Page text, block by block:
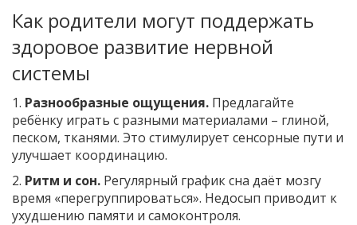
Как родители могут поддержать
здоровое развитие нервной
системы
1. Разнообразные ощущения. Предлагайте
ребёнку играть с разными материалами – глиной,
песком, тканями. Это стимулирует сенсорные пути и
улучшает координацию.
2. Ритм и сон. Регулярный график сна даёт мозгу
время «перегруппироваться». Недосып приводит к
ухудшению памяти и самоконтроля.